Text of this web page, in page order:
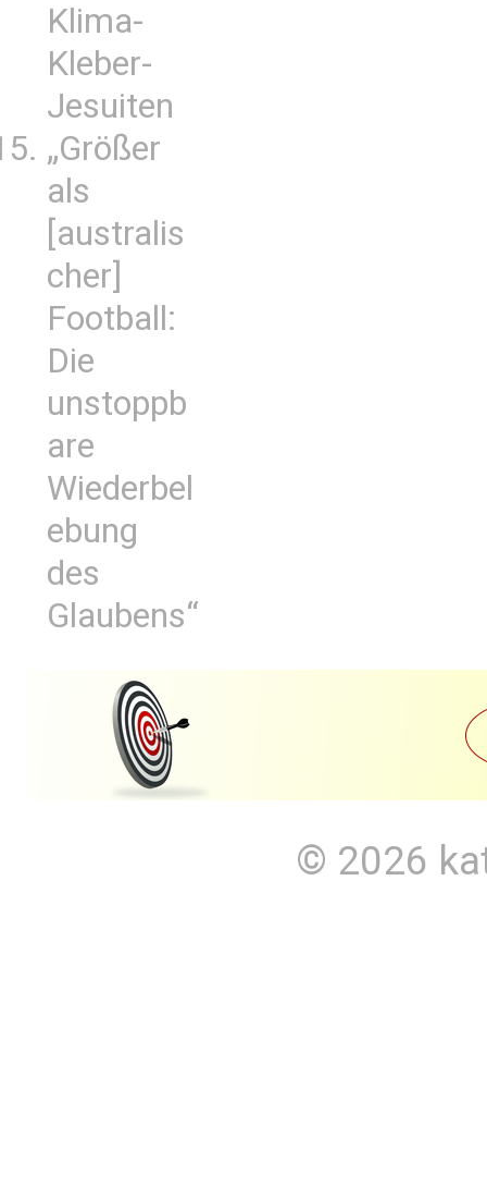
Klima-
Kleber-
Jesuiten
„Größer
als
[australis
cher]
Football:
Die
unstoppb
are
Wiederbel
ebung
des
Glaubens“
© 2026